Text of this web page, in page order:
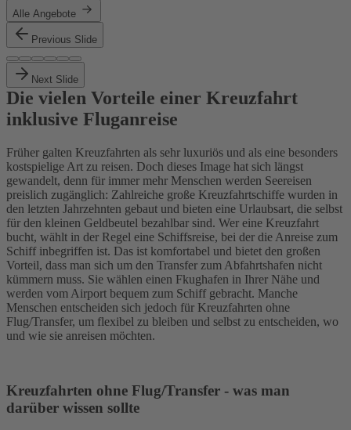
Alle Angebote
Previous Slide
Next Slide
Die vielen Vorteile einer Kreuzfahrt
inklusive Fluganreise
Früher galten Kreuzfahrten als sehr luxuriös und als eine besonders
kostspielige Art zu reisen. Doch dieses Image hat sich längst
gewandelt, denn für immer mehr Menschen werden Seereisen
preislich zugänglich: Zahlreiche große Kreuzfahrtschiffe wurden in
den letzten Jahrzehnten gebaut und bieten eine Urlaubsart, die selbst
für den kleinen Geldbeutel bezahlbar sind. Wer eine Kreuzfahrt
bucht, wählt in der Regel eine Schiffsreise, bei der die Anreise zum
Schiff inbegriffen ist. Das ist komfortabel und bietet den großen
Vorteil, dass man sich um den Transfer zum Abfahrtshafen nicht
kümmern muss. Sie wählen einen Fkughafen in Ihrer Nähe und
werden vom Airport bequem zum Schiff gebracht. Manche
Menschen entscheiden sich jedoch für Kreuzfahrten ohne
Flug/Transfer, um flexibel zu bleiben und selbst zu entscheiden, wo
und wie sie anreisen möchten.
Kreuzfahrten ohne Flug/Transfer - was man
darüber wissen sollte